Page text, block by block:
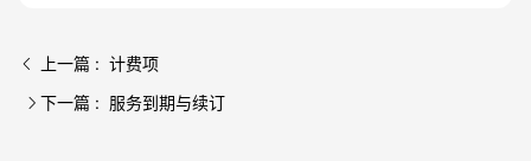
上一篇 : 计费项
下一篇 : 服务到期与续订